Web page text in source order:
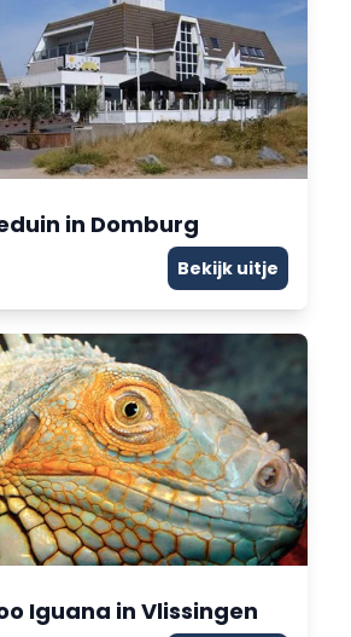
in Domburg
Bekijk uitje
Iguana in Vlissingen